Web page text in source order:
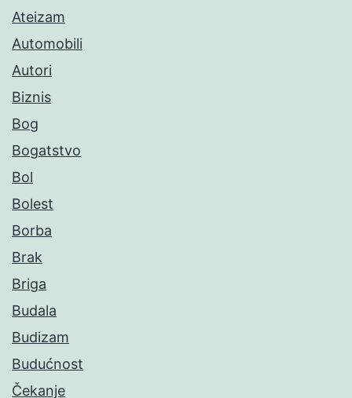
Ateizam
Automobili
Autori
Biznis
Bog
Bogatstvo
Bol
Bolest
Borba
Brak
Briga
Budala
Budizam
Budućnost
Čekanje